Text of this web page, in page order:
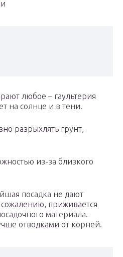
любое – гаультерия
на солнце и в тени.
разрыхлять грунт,
из-за близкого
посадка не дают
приживается
материала.
отводками от корней.